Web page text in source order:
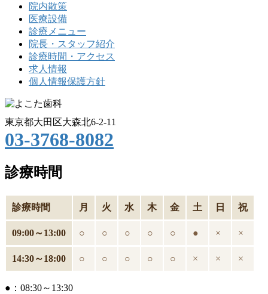
院内散策
医療設備
診療メニュー
院長・スタッフ紹介
診療時間・アクセス
求人情報
個人情報保護方針
東京都大田区大森北6-2-11
03-3768-8082
診療時間
診療時間 月 火 水 木 金 土 日 祝
09:00～13:00 ○ ○ ○ ○ ○ ● × ×
14:30～18:00 ○ ○ ○ ○ ○ × × ×
●：08:30～13:30